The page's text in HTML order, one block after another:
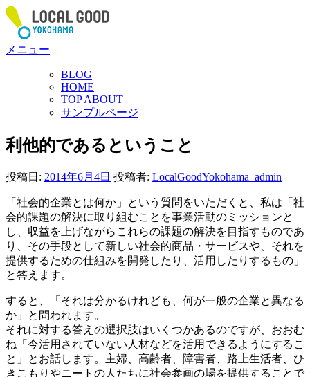
コ
ン
ン
プ
メニュー
BLOG
HOME
TOP ABOUT
サンプルページ
利他的であるということ
投稿日: 2014年6月4日 投稿者: LocalGoodYokohama_admin
「社会的企業とは何か」という質問をいただくと、私は「社
会的課題の解決に取り組むことを事業活動のミッションと
し、収益を上げながらこれらの課題の解決を目指すものであ
り、その手段として新しい社会的商品・サービスや、それを
提供するための仕組みを開発したり、活用したりするもの」
と答えます。
すると、「それは分かるけれども、何が一般の企業と異なる
か」と問われます。
それに対する答えの選択肢はいくつかあるのですが、おおむ
ね「今活用されていない人材などを活用できるようにするこ
と」とお話します。主婦、高齢者、障害者、路上生活者、ひ
きこもりやニートの人たちに社会参画の場を提供することで